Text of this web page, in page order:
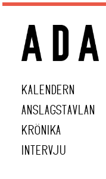
KALENDERN
ANSLAGSTAVLAN
KRÖNIKA
INTERVJU